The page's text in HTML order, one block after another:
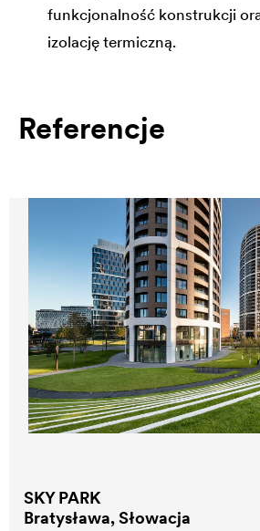
funkcjonalność konstrukcji
izolację termiczną.
Referencje
SKY PARK
Bratysława, Słowacja